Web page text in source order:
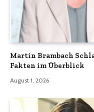
Martin Brambach
Fakten im Überblick
August 1, 2026